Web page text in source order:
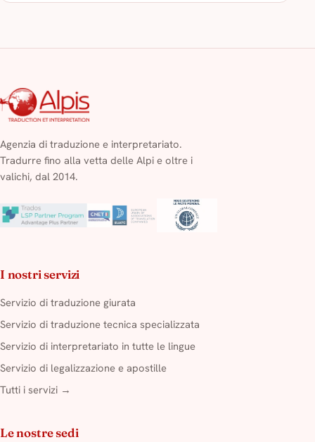
Agenzia di traduzione e interpretariato.
Tradurre fino alla vetta delle Alpi e oltre i
valichi, dal 2014.
I nostri servizi
Servizio di traduzione giurata
Servizio di traduzione tecnica specializzata
Servizio di interpretariato in tutte le lingue
Servizio di legalizzazione e apostille
Tutti i servizi →
Le nostre sedi